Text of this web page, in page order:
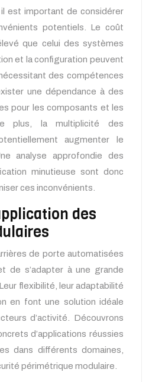
est important de considérer
potentiels. Le coût
que celui des systèmes
et la configuration peuvent
des compétences
une dépendance à des
pour les composants et les
plus, la multiplicité des
augmenter le
analyse approfondie des
minutieuse sont donc
ces inconvénients.
des
de porte automatisées
de s’adapter à une grande
flexibilité, leur adaptabilité
en font une solution idéale
d’activité. Découvrons
d’applications réussies
dans différents domaines,
périmétrique modulaire.